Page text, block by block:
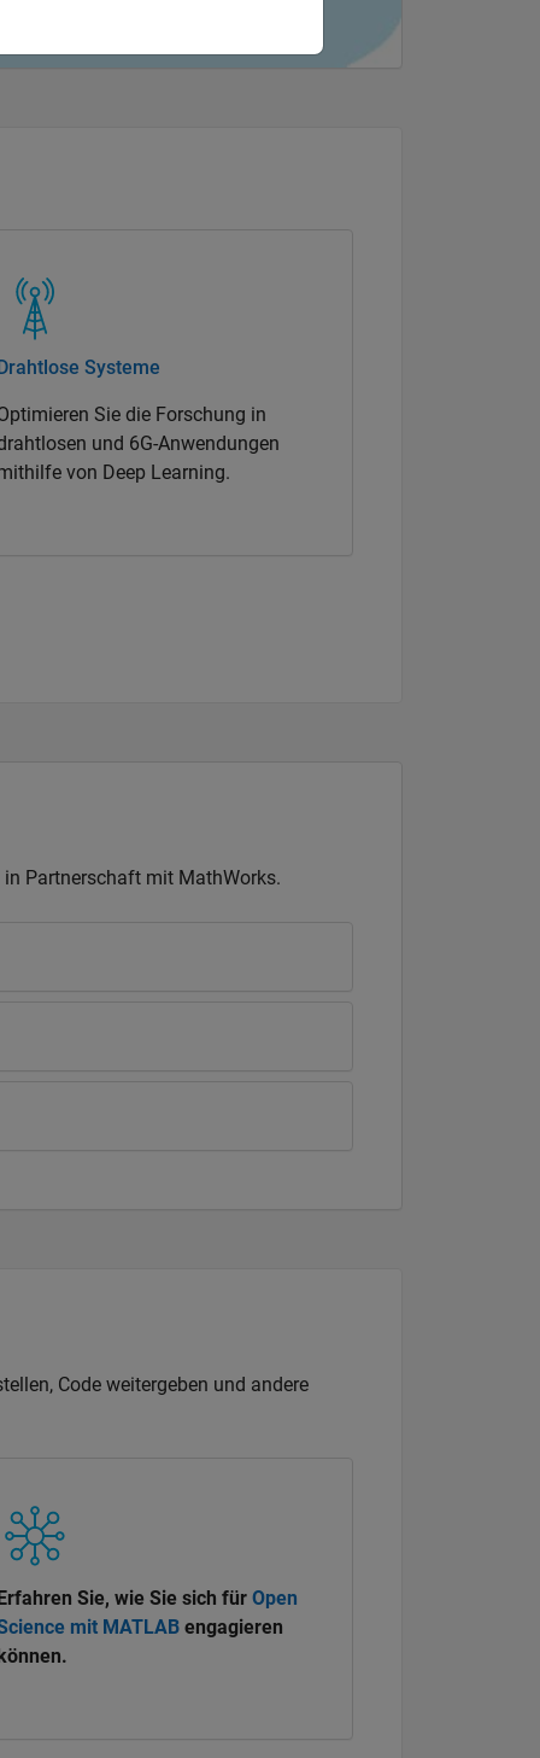
Systeme
Sie die Forschung in
und 6G-Anwendungen
von Deep Learning.
Partnerschaft mit MathWorks.
Code weitergeben und andere
Sie, wie Sie sich fürOpen
mit MATLAB engagieren